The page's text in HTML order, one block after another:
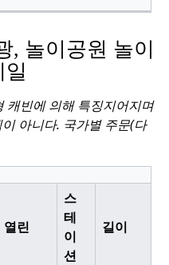
, 놀이공원 놀이
캐빈에 의해 특징지어지며
아니다. 국가별 주문(다
열린
스
테
이
션
길이